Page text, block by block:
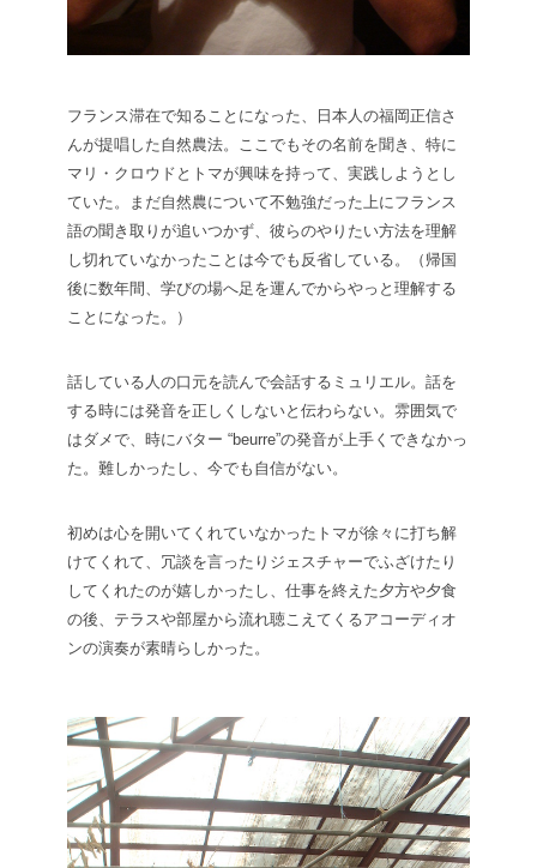
フランス滞在で知ることになった、日本人の福岡正信さ
んが提唱した自然農法。ここでもその名前を聞き、特に
マリ・クロウドとトマが興味を持って、実践しようとし
ていた。まだ自然農について不勉強だった上にフランス
語の聞き取りが追いつかず、彼らのやりたい方法を理解
し切れていなかったことは今でも反省している。（帰国
後に数年間、学びの場へ足を運んでからやっと理解する
ことになった。）
話している人の口元を読んで会話するミュリエル。話を
する時には発音を正しくしないと伝わらない。雰囲気で
はダメで、時にバター “beurre”の発音が上手くできなかっ
た。難しかったし、今でも自信がない。
初めは心を開いてくれていなかったトマが徐々に打ち解
けてくれて、冗談を言ったりジェスチャーでふざけたり
してくれたのが嬉しかったし、仕事を終えた夕方や夕食
の後、テラスや部屋から流れ聴こえてくるアコーディオ
ンの演奏が素晴らしかった。